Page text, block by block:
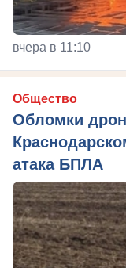
вчера в 11:10
Общество
Обломки
атака БПЛА